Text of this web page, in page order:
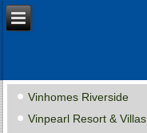
Vinhomes Riverside
Vinpearl Resort & Villas